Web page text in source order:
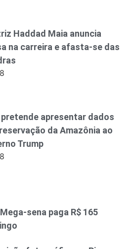
Haddad Maia anuncia
na carreira e afasta-se das
pretende apresentar dados
da Amazônia ao
Trump
sena paga R$ 165